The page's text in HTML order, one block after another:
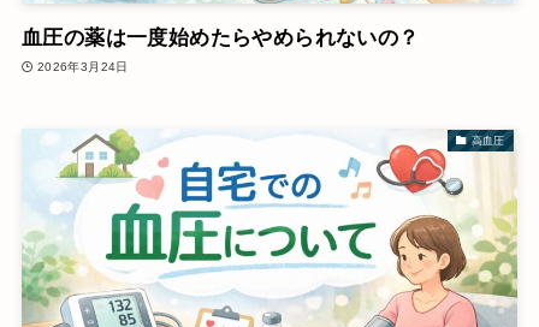
血圧の薬は一度始めたらやめられないの？
2026年3月24日
高血圧